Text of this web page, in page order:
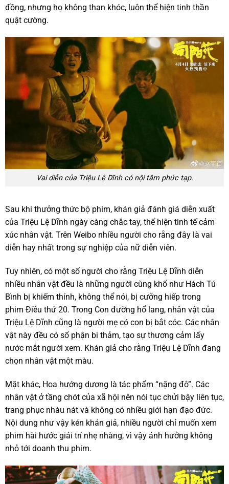
đồng, nhưng họ không than khóc, luôn thể hiện tinh thần
quật cường.
Vai diễn của Triệu Lệ Dĩnh có nội tâm phức tạp.
Sau khi thưởng thức bộ phim, khán giả đánh giá diễn xuất
của Triệu Lệ Dĩnh ngày càng chắc tay, thể hiện tinh tế cảm
xúc nhân vật. Trên Weibo nhiều người cho rằng đây là vai
diễn hay nhất trong sự nghiệp của nữ diễn viên.
Tuy nhiên, có một số người cho rằng Triệu Lệ Dĩnh diễn
nhiều nhân vật đều là những người cùng khổ như Hách Tú
Bình bị khiếm thính, không thể nói, bị cưỡng hiếp trong
phim Điều thứ 20. Trong Con đường hổ lang, nhân vật của
Triệu Lệ Dĩnh cũng là người mẹ có con bị bắt cóc. Các nhân
vật này đều có số phận bi thảm, tạo sự thương cảm lấy
nước mắt người xem. Khán giả cho rằng Triệu Lệ Dĩnh đang
chọn nhân vật một màu.
Mặt khác, Hoa hướng dương là tác phẩm “nặng đô”. Các
nhân vật ở tầng chót của xã hội nên nói tục chửi bậy liên tục,
trang phục nhàu nát và không có nhiều giới hạn đạo đức.
Nội dung như vậy kén khán giả, nhiều người chỉ muốn xem
phim hài hước giải trí nhẹ nhàng, vì vậy ảnh hưởng không
nhỏ tới doanh thu phim.